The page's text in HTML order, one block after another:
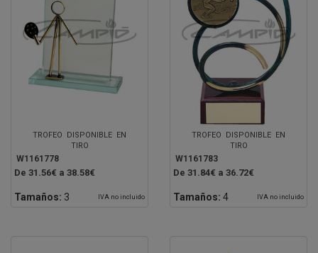
TROFEO DISPONIBLE EN
TIRO
W1161778
De 31.56€ a 38.58€
Tamaños: 3 IVA no incluido
TROFEO DISPONIBLE EN
TIRO
W1161783
De 31.84€ a 36.72€
Tamaños: 4 IVA no incluido